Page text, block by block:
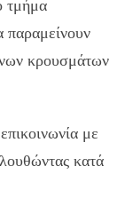
τμήμα
παραμείνουν
κρουσμάτων
με
κατά